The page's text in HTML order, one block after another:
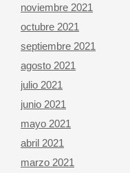
noviembre 2021
octubre 2021
septiembre 2021
agosto 2021
julio 2021
junio 2021
mayo 2021
abril 2021
marzo 2021